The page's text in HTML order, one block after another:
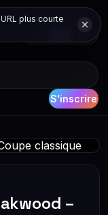
S'inscrire
plus courte
–